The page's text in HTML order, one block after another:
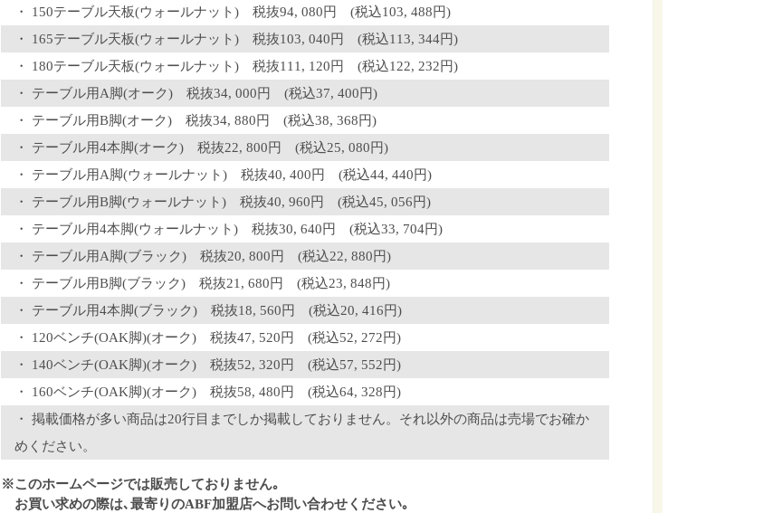
150テーブル天板(ウォールナット) 税抜94, 080円 (税込103, 488円)
165テーブル天板(ウォールナット) 税抜103, 040円 (税込113, 344円)
180テーブル天板(ウォールナット) 税抜111, 120円 (税込122, 232円)
テーブル用A脚(オーク) 税抜34, 000円 (税込37, 400円)
テーブル用B脚(オーク) 税抜34, 880円 (税込38, 368円)
テーブル用4本脚(オーク) 税抜22, 800円 (税込25, 080円)
テーブル用A脚(ウォールナット) 税抜40, 400円 (税込44, 440円)
テーブル用B脚(ウォールナット) 税抜40, 960円 (税込45, 056円)
テーブル用4本脚(ウォールナット) 税抜30, 640円 (税込33, 704円)
テーブル用A脚(ブラック) 税抜20, 800円 (税込22, 880円)
テーブル用B脚(ブラック) 税抜21, 680円 (税込23, 848円)
テーブル用4本脚(ブラック) 税抜18, 560円 (税込20, 416円)
120ベンチ(OAK脚)(オーク) 税抜47, 520円 (税込52, 272円)
140ベンチ(OAK脚)(オーク) 税抜52, 320円 (税込57, 552円)
160ベンチ(OAK脚)(オーク) 税抜58, 480円 (税込64, 328円)
掲載価格が多い商品は20行目までしか掲載しておりません。それ以外の商品は売場でお確か
めください。
※このホームページでは販売しておりません｡
お買い求めの際は､最寄りのABF加盟店へお問い合わせください｡